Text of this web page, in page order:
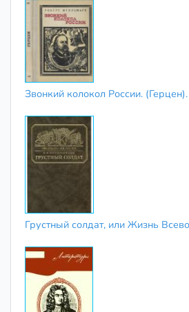
Звонкий колокол России.
Грустный солдат, или Жизнь